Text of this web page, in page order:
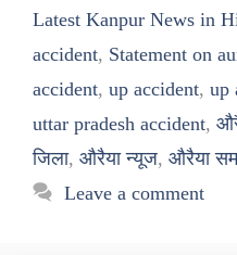
Latest Kanpur News in
accident, Statement on
accident, up accident, up
uttar pradesh accident,
जिला, औरैया न्यूज, औरैया
Leave a comment